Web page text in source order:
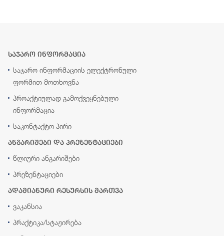
საჯარო ინფორმაცია
საჯარო ინფორმაციის ელექტრონული
ფორმით მოთხოვნა
პროაქტიულად გამოქვეყნებული
ინფორმაცია
საკონტაქტო პირი
ანგარიშები და პრეზენტაციები
წლიური ანგარიშები
პრეზენტაციები
ადამიანური რესურსის მართვა
ვაკანსია
პრაქტიკა/სტაჟირება